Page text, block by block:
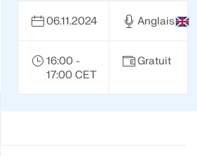
06.11.2024 Anglais
16:00 -
17:00 CET
Gratuit